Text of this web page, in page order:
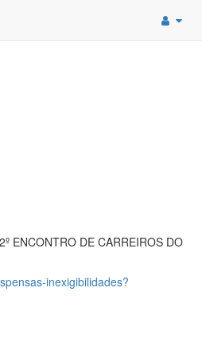
ENCONTRO DE CARREIROS DO
inexigibilidades?